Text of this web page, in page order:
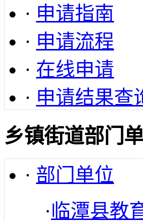
· 申请指南
· 申请流程
· 在线申请
· 申请结果查
乡镇街道部门
· 部门单位
·临潭县教